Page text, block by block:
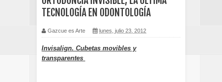
TECNOLOGÍA EN ODONTOLOGÍA
Gazcue es Arte lunes, julio 23, 2012
Invisalign. Cubetas movibles y
transparentes